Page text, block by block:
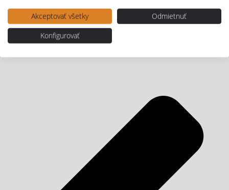
Akceptovať všetky
Odmietnuť
Konfigurovať